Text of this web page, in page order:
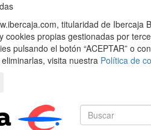
titularidad de
cookies propias gestionadas por
pulsando el botón “ACEPTAR” o
visita nuestra Política de